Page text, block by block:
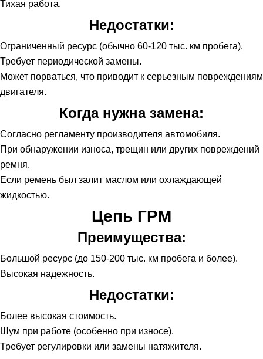
Тихая работа.
Недостатки:
Ограниченный ресурс (обычно 60-120 тыс. км пробега).
Требует периодической замены.
Может порваться, что приводит к серьезным повреждениям
двигателя.
Когда нужна замена:
Согласно регламенту производителя автомобиля.
При обнаружении износа, трещин или других повреждений
ремня.
Если ремень был залит маслом или охлаждающей
жидкостью.
Цепь ГРМ
Преимущества:
Большой ресурс (до 150-200 тыс. км пробега и более).
Высокая надежность.
Недостатки:
Более высокая стоимость.
Шум при работе (особенно при износе).
Требует регулировки или замены натяжителя.